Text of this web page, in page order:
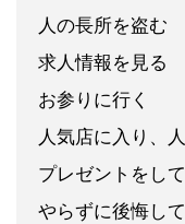
人の長所を盗む
求人情報を見る
お参りに行く
人気店に入り、
プレゼントをし
やらずに後悔し